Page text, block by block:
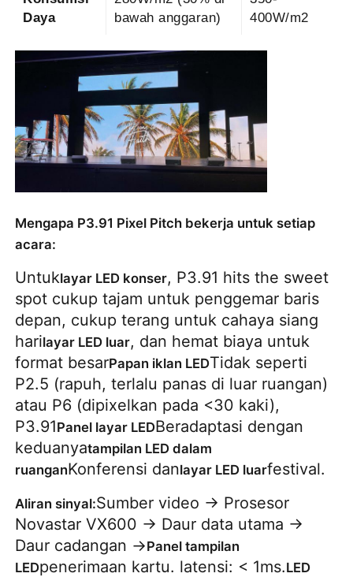
Daya
bawah anggaran)
400W/m2
Mengapa P3.91 Pixel Pitch bekerja untuk setiap
acara:
Untuklayar LED konser, P3.91 hits the sweet
spot cukup tajam untuk penggemar baris
depan, cukup terang untuk cahaya siang
harilayar LED luar, dan hemat biaya untuk
format besarPapan iklan LEDTidak seperti
P2.5 (rapuh, terlalu panas di luar ruangan)
atau P6 (dipixelkan pada <30 kaki),
P3.91Panel layar LEDBeradaptasi dengan
keduanyatampilan LED dalam
ruanganKonferensi danlayar LED luarfestival.
Aliran sinyal:Sumber video → Prosesor
Novastar VX600 → Daur data utama →
Daur cadangan →Panel tampilan
LEDpenerimaan kartu. latensi: < 1ms.LED